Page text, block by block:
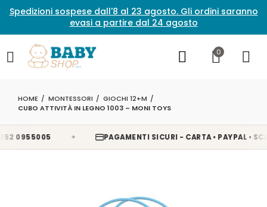
Spedizioni sospese dall'8 al 23 agosto. Gli ordini saranno
evasi a partire dal 24 agosto
0
HOME MONTESSORI
GIOCHI 12+M
CUBO ATTIVITÀ IN LEGNO 1003 – MONI TOYS
0955005 PAGAMENTI SICURI - CARTA • PAYPAL •